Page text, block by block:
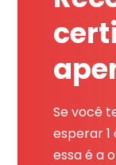
Se você
esperar 1
essa é a